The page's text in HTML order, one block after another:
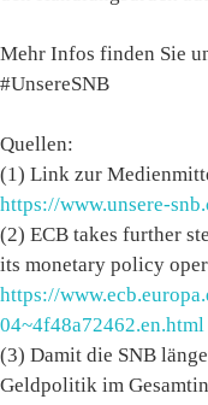
Mehr Infos finden Sie
#UnsereSNB
Quellen:
(1) Link zur
https://www.unsere-
(2) ECB takes further
its monetary policy
https://
04~4f48a72462.en.html
(3) Damit die SNB
Geldpolitik im